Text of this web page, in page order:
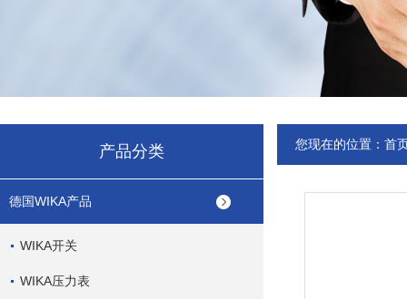
产品分类
德国WIKA产品
WIKA开关
WIKA压力表
您现在的位置： 首